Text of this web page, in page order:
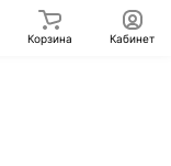
Корзина Кабинет